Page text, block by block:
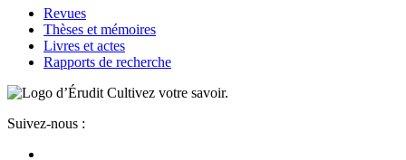
Revues
Thèses et mémoires
Livres et actes
Rapports de recherche
Cultivez votre savoir.
Suivez-nous :